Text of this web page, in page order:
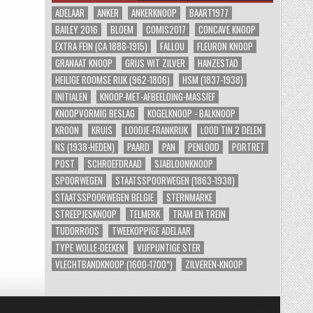
ADELAAR ANKER ANKERKNOOP
BAART1977
BAILEY 2016
BLOEM COMIS2017
CONCAVE KNOOP
EXTRA FEIN (CA 1888-1915)
FALLOU
FLEURON KNOOP
GRANAAT KNOOP
GRIJS WIT ZILVER
HANZESTAD
HEILIGE ROOMSE RIJK (962-1806)
HSM (1837-1938)
INITIALEN
KNOOP-MET-AFBEELDING-MASSIEF
KNOOPVORMIG BESLAG
KOGELKNOOP - BALKNOOP
KROON
KRUIS LOODJE-FRANKRIJK
LOOD TIN 2 DELEN
NS (1938-HEDEN)
PAARD PAN PENLOOD
PORTRET
POST
SCHROEFDRAAD
SJABLOONKNOOP
SPOORWEGEN
STAATSSPOORWEGEN (1863-1938)
STAATSSPOORWEGEN BELGIE
STERNMARKE
STREEPJESKNOOP
TELMERK
TRAM EN TREIN
TUDORROOS
TWEEKOPPIGE ADELAAR
TYPE WOLLE-DEEKEN
VIJFPUNTIGE STER
VLECHTBANDKNOOP (1600-1700*)
ZILVEREN-KNOOP